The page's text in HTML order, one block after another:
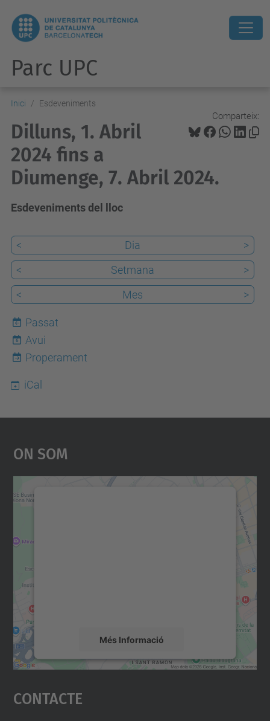
Parc UPC
Inici Esdeveniments
Comparteix:
Dilluns, 1. Abril
2024 fins a
Diumenge, 7. Abril 2024.
Esdeveniments del lloc
< Dia
>
<
Setmana
>
<
Mes >
Passat
6
Avui
Properament
iCal
On Som
Més Informació
Accepta
powered by
Contacte